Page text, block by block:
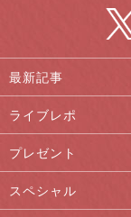
最新記事
ライブレポ
プレゼント
スペシャル